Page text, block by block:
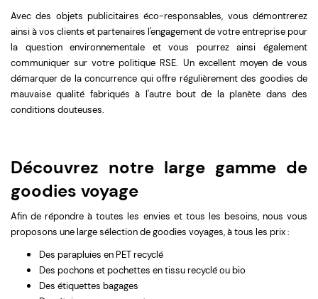
Avec des objets publicitaires éco-responsables, vous démontrerez
ainsi à vos clients et partenaires l'engagement de votre entreprise pour
la question environnementale et vous pourrez ainsi également
communiquer sur votre politique RSE. Un excellent moyen de vous
démarquer de la concurrence qui offre régulièrement des goodies de
mauvaise qualité fabriqués à l'autre bout de la planète dans des
conditions douteuses.
Découvrez notre large gamme de
goodies voyage
Afin de répondre à toutes les envies et tous les besoins, nous vous
proposons une large sélection de goodies voyages, à tous les prix :
Des parapluies en PET recyclé
Des pochons et pochettes en tissu recyclé ou bio
Des étiquettes bagages